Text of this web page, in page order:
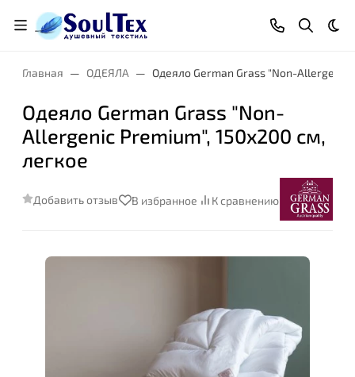
Главная ОДЕЯЛА Одеяло German Grass "Non-Allergenic
Одеяло German Grass "Non-
Allergenic Premium", 150x200 см,
легкое
Добавить отзыв В избранное К сравнению